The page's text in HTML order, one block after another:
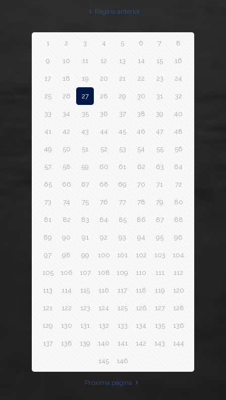
Página anterior
1 2 3 4 5 6 7 8
9 10 11 12 13 14 15 16
17 18 19 20 21 22 23 24
25 26 27 28 29 30 31 32
33 34 35 36 37 38 39 40
41 42 43 44 45 46 47 48
49 50 51 52 53 54 55 56
57 58 59 60 61 62 63 64
65 66 67 68 69 70 71 72
73 74 75 76 77 78 79 80
81 82 83 84 85 86 87 88
89 90 91 92 93 94 95 96
97 98 99 100 101 102 103 104
105 106 107 108 109 110 111 112
113 114 115 116 117 118 119 120
121 122 123 124 125 126 127 128
129 130 131 132 133 134 135 136
137 138 139 140 141 142 143 144
145 146
Próxima página